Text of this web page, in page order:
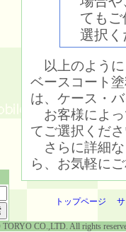
ても
選択く
以上のように
ベースコート
は、ケース・
お客様によっ
てご選択くだ
さらに詳細な
ら、お気軽に
トップページ
CO.,LTD. All rights